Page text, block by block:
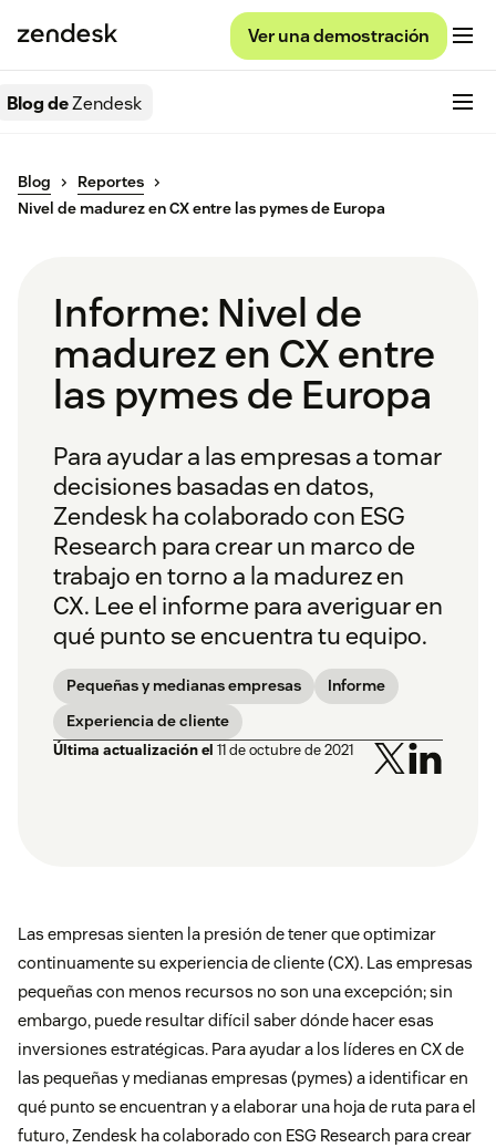
Ver una demostración
Blog deZendesk
Blog
Reportes
Nivel de madurez en CX entre las pymes de Europa
Informe: Nivel de
madurez en CX entre
las pymes de Europa
Para ayudar a las empresas a tomar
decisiones basadas en datos,
Zendesk ha colaborado con ESG
Research para crear un marco de
trabajo en torno a la madurez en
CX. Lee el informe para averiguar en
qué punto se encuentra tu equipo.
Pequeñas y medianas empresas
Informe
Experiencia de cliente
Última actualización el 11 de octubre de 2021
Las empresas sienten la presión de tener que optimizar
continuamente su experiencia de cliente (CX). Las empresas
pequeñas con menos recursos no son una excepción; sin
embargo, puede resultar difícil saber dónde hacer esas
inversiones estratégicas. Para ayudar a los líderes en CX de
las pequeñas y medianas empresas (pymes) a identificar en
qué punto se encuentran y a elaborar una hoja de ruta para el
futuro, Zendesk ha colaborado con ESG Research para crear